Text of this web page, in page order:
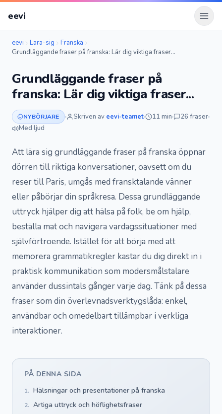
eevi
eevi Lara-sig
Franska
Grundläggande fraser på franska: Lär dig viktiga fraser...
Grundläggande fraser på
franska: Lär dig viktiga fraser...
NYBÖRJARE Skriven av eevi-teamet 11 min
26 fraser
Med ljud
Att lära sig grundläggande fraser på franska öppnar
dörren till riktiga konversationer, oavsett om du
reser till Paris, umgås med fransktalande vänner
eller påbörjar din språkresa. Dessa grundläggande
uttryck hjälper dig att hälsa på folk, be om hjälp,
beställa mat och navigera vardagssituationer med
självförtroende. Istället för att börja med att
memorera grammatikregler kastar du dig direkt in i
praktisk kommunikation som modersmålstalare
använder dussintals gånger varje dag. Tänk på dessa
fraser som din överlevnadsverktygslåda: enkel,
användbar och omedelbart tillämpbar i verkliga
interaktioner.
PÅ DENNA SIDA
1. Hälsningar och presentationer på franska
2. Artiga uttryck och höflighetsfraser